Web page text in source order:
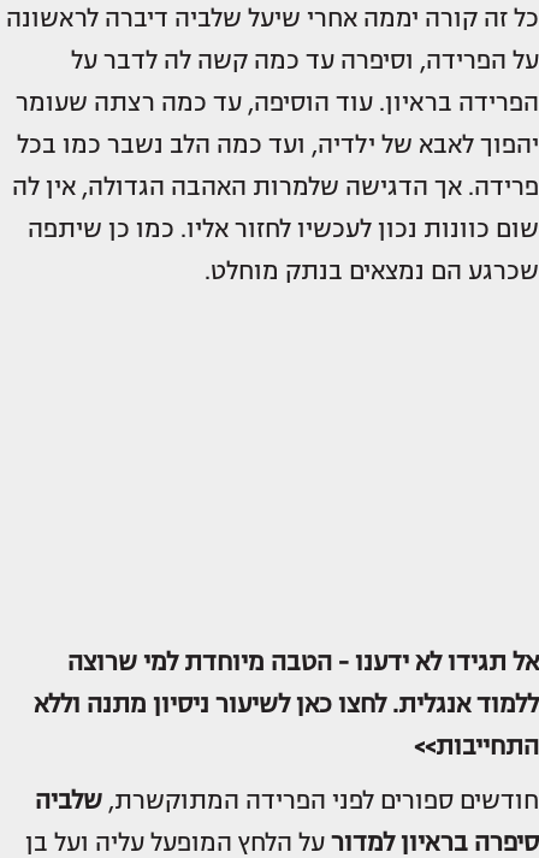
כל זה קורה יממה אחרי שיעל שלביה דיברה לראשונה
על הפרידה, וסיפרה עד כמה קשה לה לדבר על
הפרידה בראיון. עוד הוסיפה, עד כמה רצתה שעומר
יהפוך לאבא של ילדיה, ועד כמה הלב נשבר כמו בכל
פרידה. אך הדגישה שלמרות האהבה הגדולה, אין לה
שום כוונות נכון לעכשיו לחזור אליו. כמו כן שיתפה
שכרגע הם נמצאים בנתק מוחלט.
אל תגידו לא ידענו - הטבה מיוחדת למי שרוצה
ללמוד אנגלית. לחצו כאן לשיעור ניסיון מתנה וללא
התחייבות>>
חודשים ספורים לפני הפרידה המתוקשרת, שלביה
סיפרה בראיון למדור על הלחץ המופעל עליה ועל בן